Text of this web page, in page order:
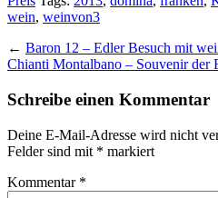
wein, weinvon3
← Baron 12 – Edler Besuch mit
Chianti Montalbano – Souvenir der
Schreibe einen Kommentar
Deine E-Mail-Adresse wird nicht
Felder sind mit * markiert
Kommentar *